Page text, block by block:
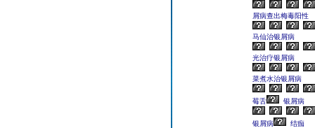
屑病查出梅毒阳性
马仙治银屑病
光治疗银屑病
菜煮水治银屑病
莓舌 银屑病
银屑病 结痂